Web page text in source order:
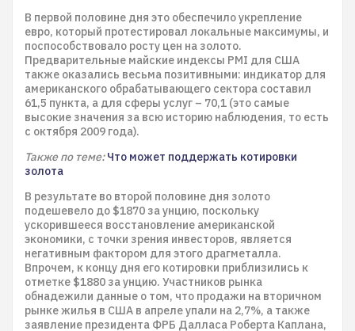
В первой половине дня это обеспечило укрепление
евро, который протестировал локальные максимумы, и
поспособствовало росту цен на золото.
Предварительные майские индексы PMI для США
также оказались весьма позитивными: индикатор для
американского обрабатывающего сектора составил
61,5 пункта, а для сферы услуг – 70,1 (это самые
высокие значения за всю историю наблюдения, то есть
с октября 2009 года).
Также по теме: Что может поддержать котировки
золота
В результате во второй половине дня золото
подешевело до $1870 за унцию, поскольку
ускорившееся восстановление американской
экономики, с точки зрения инвесторов, является
негативным фактором для этого драгметалла.
Впрочем, к концу дня его котировки приблизились к
отметке $1880 за унцию. Участников рынка
обнадежили данные о том, что продажи на вторичном
рынке жилья в США в апреле упали на 2,7%, а также
заявление президента ФРБ Далласа Роберта Каплана,